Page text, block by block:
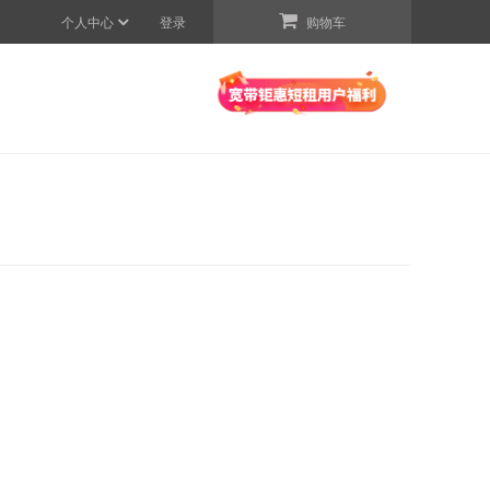
购物车
登录
个人中心